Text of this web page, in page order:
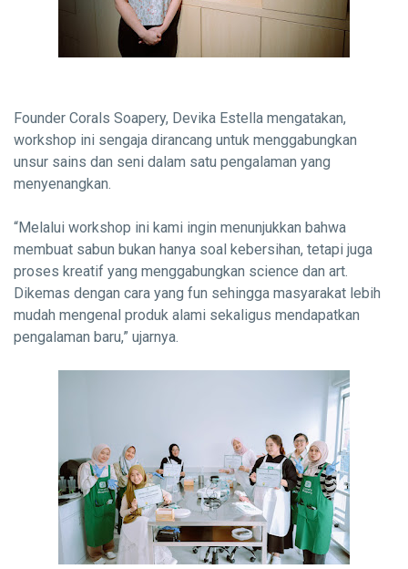
Founder Corals Soapery, Devika Estella mengatakan,
workshop ini sengaja dirancang untuk menggabungkan
unsur sains dan seni dalam satu pengalaman yang
menyenangkan.
“Melalui workshop ini kami ingin menunjukkan bahwa
membuat sabun bukan hanya soal kebersihan, tetapi juga
proses kreatif yang menggabungkan science dan art.
Dikemas dengan cara yang fun sehingga masyarakat lebih
mudah mengenal produk alami sekaligus mendapatkan
pengalaman baru,” ujarnya.